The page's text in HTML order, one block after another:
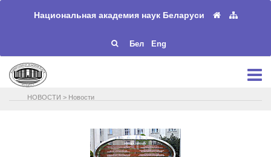
Национальная академия наук Беларуси
Бел Eng
НОВОСТИ > Новости